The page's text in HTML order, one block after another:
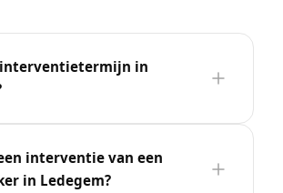
in
interventie van een
in Ledegem?